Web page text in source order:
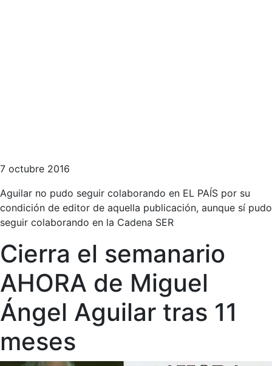
7 octubre 2016
Aguilar no pudo seguir colaborando en EL PAÍS por su
condición de editor de aquella publicación, aunque sí pudo
seguir colaborando en la Cadena SER
Cierra el semanario
AHORA de Miguel
Ángel Aguilar tras 11
meses